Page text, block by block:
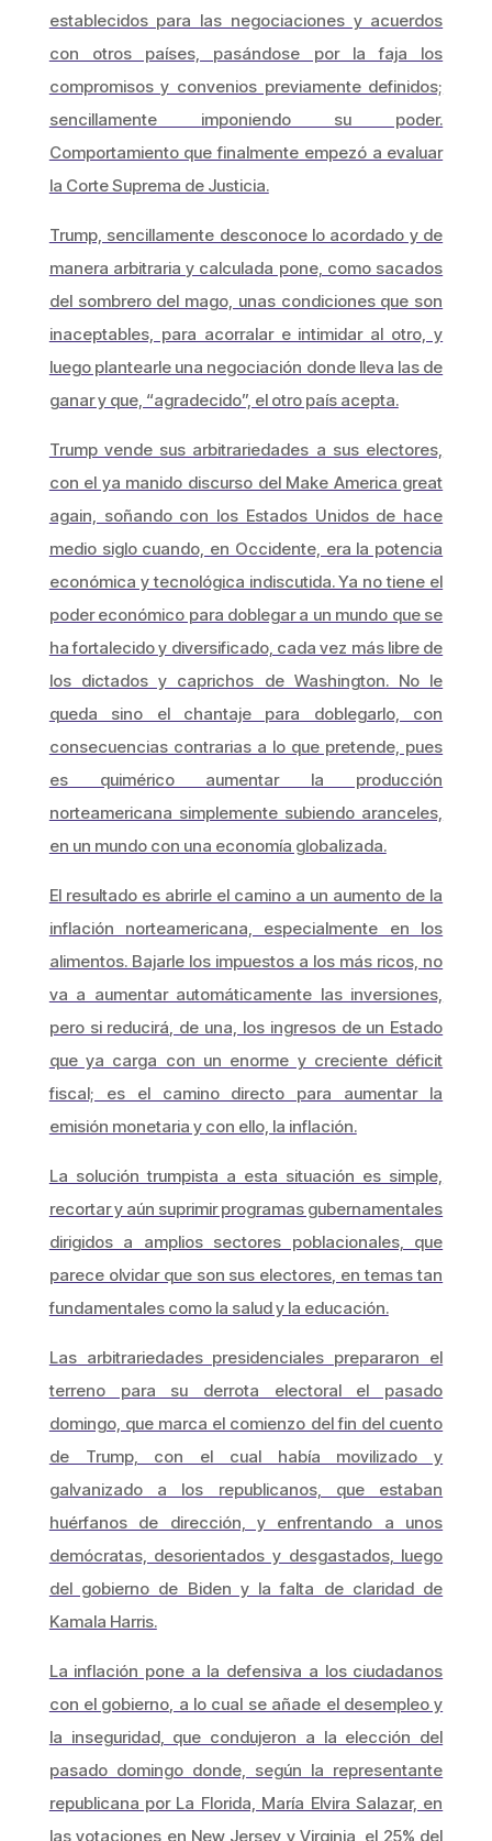
establecidos para las negociaciones y acuerdos
con otros países, pasándose por la faja los
compromisos y convenios previamente definidos;
sencillamente imponiendo su poder.
Comportamiento que finalmente empezó a evaluar
la Corte Suprema de Justicia.
Trump, sencillamente desconoce lo acordado y de
manera arbitraria y calculada pone, como sacados
del sombrero del mago, unas condiciones que son
inaceptables, para acorralar e intimidar al otro, y
luego plantearle una negociación donde lleva las de
ganar y que, “agradecido”, el otro país acepta.
Trump vende sus arbitrariedades a sus electores,
con el ya manido discurso del Make America great
again, soñando con los Estados Unidos de hace
medio siglo cuando, en Occidente, era la potencia
económica y tecnológica indiscutida. Ya no tiene el
poder económico para doblegar a un mundo que se
ha fortalecido y diversificado, cada vez más libre de
los dictados y caprichos de Washington. No le
queda sino el chantaje para doblegarlo, con
consecuencias contrarias a lo que pretende, pues
es quimérico aumentar la producción
norteamericana simplemente subiendo aranceles,
en un mundo con una economía globalizada.
El resultado es abrirle el camino a un aumento de la
inflación norteamericana, especialmente en los
alimentos. Bajarle los impuestos a los más ricos, no
va a aumentar automáticamente las inversiones,
pero si reducirá, de una, los ingresos de un Estado
que ya carga con un enorme y creciente déficit
fiscal; es el camino directo para aumentar la
emisión monetaria y con ello, la inflación.
La solución trumpista a esta situación es simple,
recortar y aún suprimir programas gubernamentales
dirigidos a amplios sectores poblacionales, que
parece olvidar que son sus electores, en temas tan
fundamentales como la salud y la educación.
Las arbitrariedades presidenciales prepararon el
terreno para su derrota electoral el pasado
domingo, que marca el comienzo del fin del cuento
de Trump, con el cual había movilizado y
galvanizado a los republicanos, que estaban
huérfanos de dirección, y enfrentando a unos
demócratas, desorientados y desgastados, luego
del gobierno de Biden y la falta de claridad de
Kamala Harris.
La inflación pone a la defensiva a los ciudadanos
con el gobierno, a lo cual se añade el desempleo y
la inseguridad, que condujeron a la elección del
pasado domingo donde, según la representante
republicana por La Florida, María Elvira Salazar, en
las votaciones en New Jersey y Virginia, el 25% del